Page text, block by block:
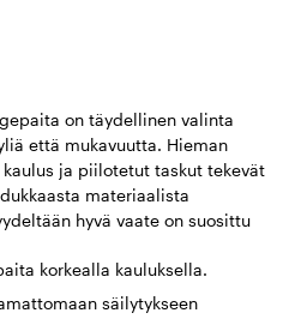
on täydellinen valinta
että mukavuutta. Hieman
kaulus ja piilotetut taskut tekevät
materiaalista
hyvä vaate on suosittu
korkealla kauluksella.
säilytykseen